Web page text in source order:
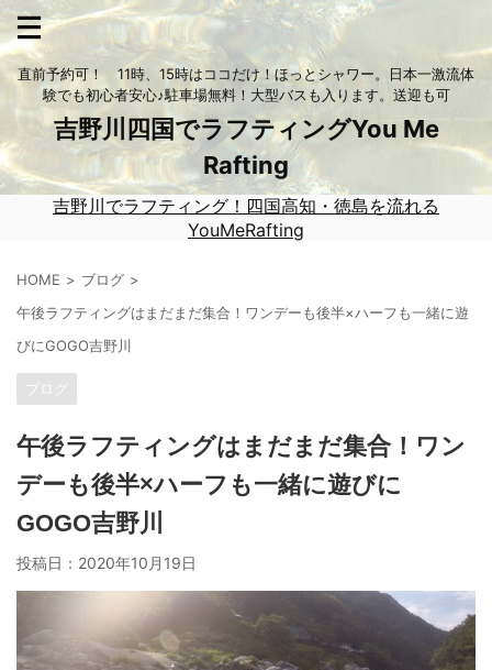
直前予約可！ 11時、15時はココだけ！ほっとシャワー。日本一激流体
験でも初心者安心♪駐車場無料！大型バスも入ります。送迎も可
吉野川四国でラフティングYou Me
Rafting
吉野川でラフティング！四国高知・徳島を流れる
YouMeRafting
HOME
ブログ
午後ラフティングはまだまだ集合！ワンデーも後半×ハーフも一緒に遊
びにGOGO吉野川
ブログ
午後ラフティングはまだまだ集合！ワン
デーも後半×ハーフも一緒に遊びに
GOGO吉野川
投稿日： 2020年10月19日